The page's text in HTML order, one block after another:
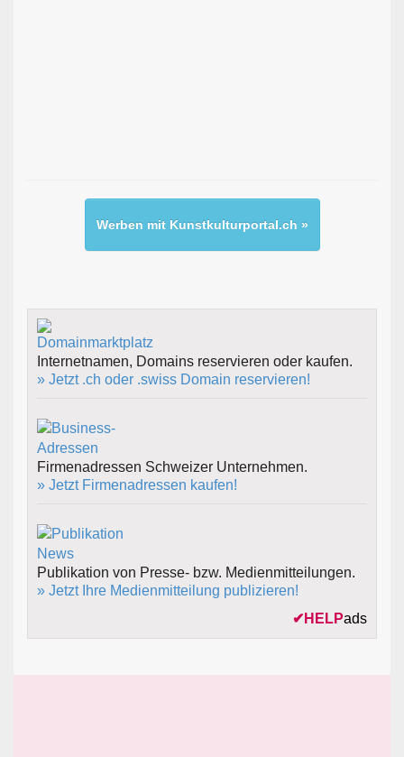
Werben mit Kunstkulturportal.ch »
Internetnamen, Domains reservieren oder kaufen.
» Jetzt .ch oder .swiss Domain reservieren!
Firmenadressen Schweizer Unternehmen.
» Jetzt Firmenadressen kaufen!
Publikation von Presse- bzw. Medienmitteilungen.
» Jetzt Ihre Medienmitteilung publizieren!
✔ HELPads